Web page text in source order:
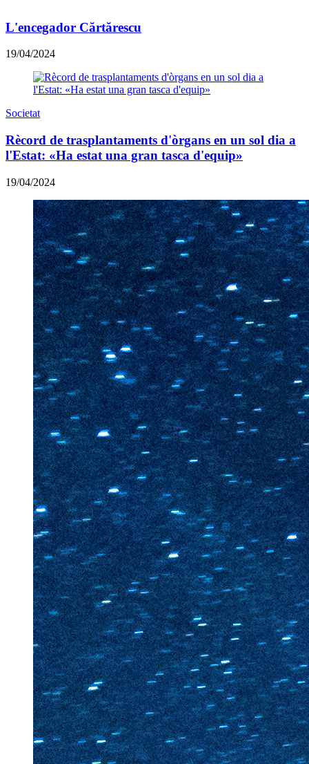
L'encegador Cărtărescu
19/04/2024
Societat
Rècord de trasplantaments d'òrgans en un sol dia a
l'Estat: «Ha estat una gran tasca d'equip»
19/04/2024